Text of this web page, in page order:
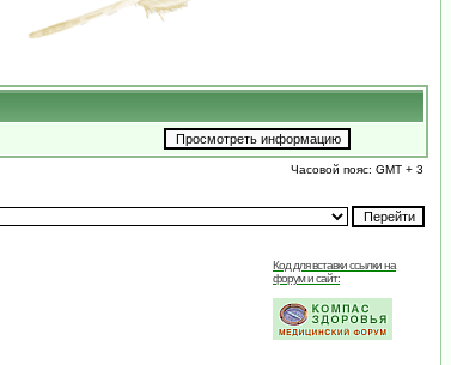
Часовой пояс: GMT + 3
Код для вставки ссылки на
форум и сайт: